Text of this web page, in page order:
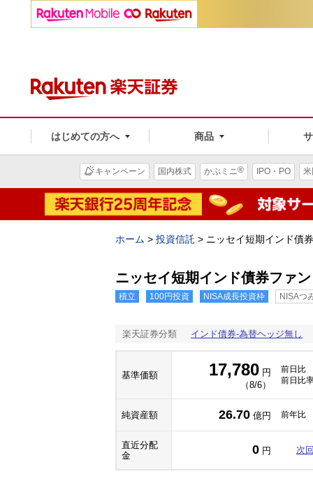
はじめての方へ 商品
キャンペーン 国内株式 かぶミニ® IPO・PO
ホーム > 投資信託 > ニッセイ短期インド債
ニッセイ短期インド債券ファ
積立 100円投資 NISA成長投資枠 NISAつ
楽天証券分類 インド債券-為替ヘッジ無し
基準価額 17,780 円
（8/6）
前日比
前日比
純資産額 26.70 億円 前年比
直近分配
金
0 円 次